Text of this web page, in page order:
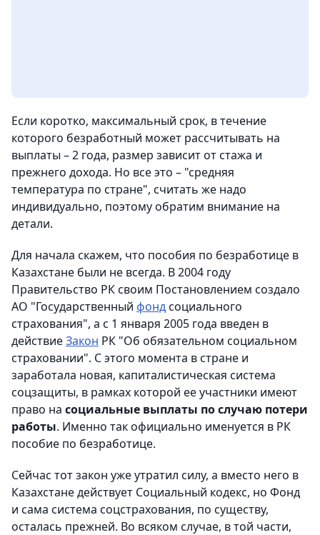
Если коротко, максимальный срок, в течение
которого безработный может рассчитывать на
выплаты – 2 года, размер зависит от стажа и
прежнего дохода. Но все это – "средняя
температура по стране", считать же надо
индивидуально, поэтому обратим внимание на
детали.
Для начала скажем, что пособия по безработице в
Казахстане были не всегда. В 2004 году
Правительство РК своим Постановлением создало
АО "Государственный фондсоциального
страхования", а с 1 января 2005 года введен в
действиеЗакон РК "Об обязательном социальном
страховании". С этого момента в стране и
заработала новая, капиталистическая система
соцзащиты, в рамках которой ее участники имеют
право на социальные выплаты по случаю потери
работы. Именно так официально именуется в РК
пособие по безработице.
Сейчас тот закон уже утратил силу, а вместо него в
Казахстане действует Социальный кодекс, но Фонд
и сама система соцстрахования, по существу,
осталась прежней. Во всяком случае, в той части,